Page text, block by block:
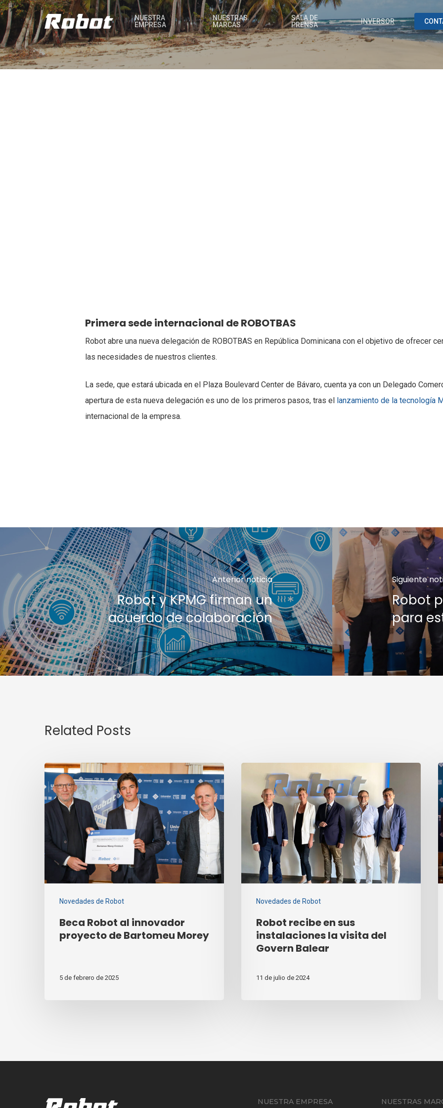
NUESTRA
EMPRESA
NUESTRAS
MARCAS
SALA DE
PRENSA
INVERSOR
Primera sede internacional de ROBOTBAS
Robot abre una nueva delegación de ROBOTBAS en República Dominicana con el objetivo de ofrecer
las necesidades de nuestros clientes.
La sede, que estará ubicada en el Plaza Boulevard Center de Bávaro, cuenta ya con un Delegado
apertura de esta nueva delegación es uno de los primeros pasos, tras el lanzamiento de la tecnología
internacional de la empresa.
Anterior noticia
Robot y KPMG firman un
acuerdo de colaboración
Siguiente
Robot
para
Related Posts
Novedades de Robot
Beca Robot al innovador
proyecto de Bartomeu Morey
5 de febrero de 2025
Novedades de Robot
Robot recibe en sus
instalaciones la visita del
Govern Balear
11 de julio de 2024
NUESTRA EMPRESA NUESTRAS